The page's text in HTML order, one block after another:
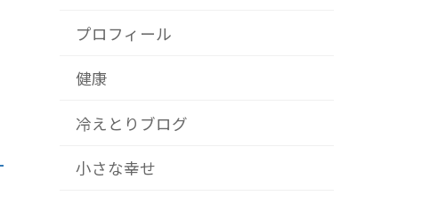
プロフィール
健康
冷えとりブログ
小さな幸せ